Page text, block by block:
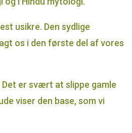
usikre. Den sydlige
os i den første del af vores
er svært at slippe gamle
viser den base, som vi